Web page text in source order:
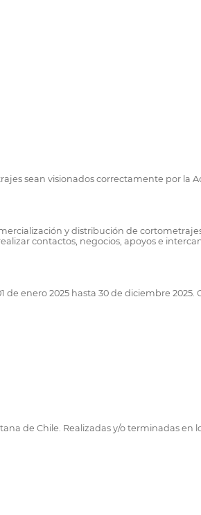
sean visionados correctamente por la
y distribución de
contactos, negocios, apoyos e
enero 2025 hasta 30 de diciembre 2025.
de Chile. Realizadas y/o terminadas en